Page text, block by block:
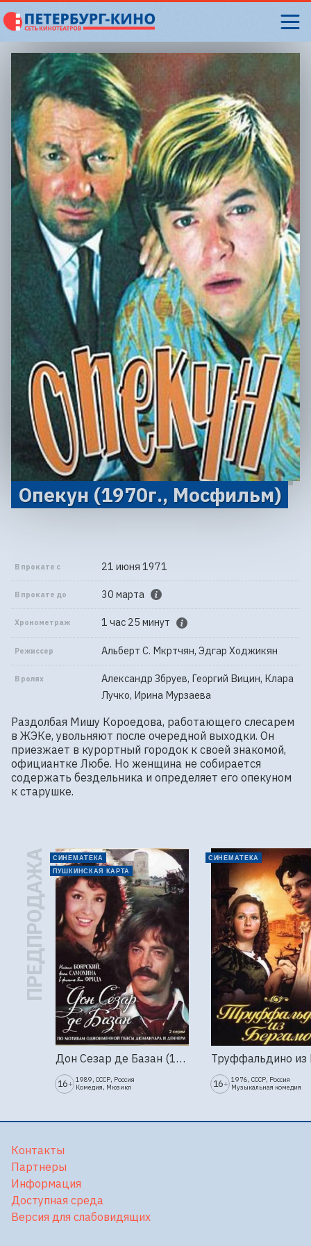
Опекун (1970г., Мосфильм)
В прокате с 21 июня 1971
В прокате до 30 марта
Хронометраж 1 час 25 минут
Режиссер Альберт С. Мкртчян, Эдгар Ходжикян
В ролях
Александр Збруев, Георгий Вицин, Клара
Лучко, Ирина Мурзаева
Раздолбая Мишу Короедова, работающего слесарем
в ЖЭКе, увольняют после очередной выходки. Он
приезжает в курортный городок к своей знакомой,
официантке Любе. Но женщина не собирается
содержать бездельника и определяет его опекуном
к старушке.
ПРЕДПРОДАЖА
СИНЕМАТЕКА
ПУШКИНСКАЯ КАРТА
Дон Сезар де Базан (1989г., Ленфильм, 2 серии)
16+ 1989, СССР, Россия
Комедия, Мюзикл
СИНЕМАТЕКА
16+ 1976, СССР, Россия
Музыкальная комедия
Контакты
Партнеры
Информация
Доступная среда
Версия для слабовидящих